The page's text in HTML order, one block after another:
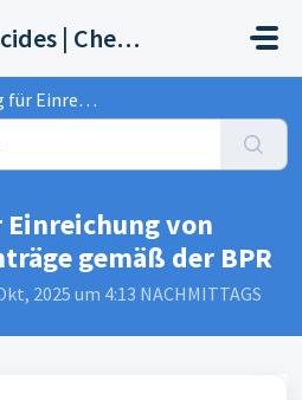
gehen
Helpdesk Biocides | Chemicals | Products
gemäß der...
von
gemäß der BPR
2025 um 4:13 NACHMITTAGS